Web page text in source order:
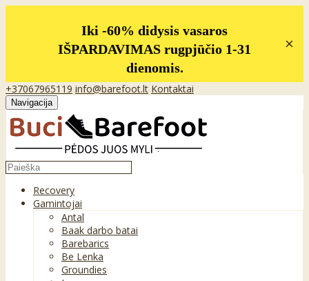
Iki -60% didysis vasaros
IŠPARDAVIMAS rugpjūčio 1-31
dienomis.
×
+37067965119 info@barefoot.lt Kontaktai
Navigacija
Recovery
Gamintojai
Antal
Baak darbo batai
Barebarics
Be Lenka
Groundies